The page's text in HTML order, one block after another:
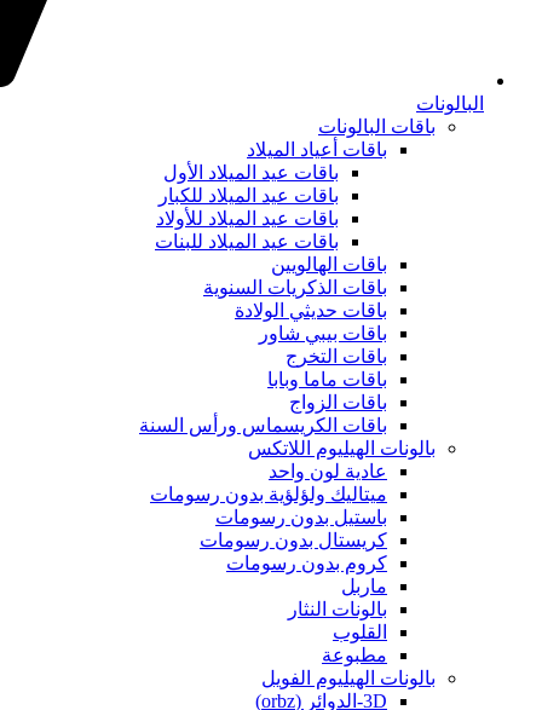
البالونات
باقات البالونات
باقات أعياد الميلاد
باقات عيد الميلاد الأول
باقات عيد الميلاد للكبار
باقات عيد الميلاد للأولاد
باقات عيد الميلاد للبنات
باقات الهالويين
باقات الذكريات السنوية
باقات حديثي الولادة
باقات بيبي شاور
باقات التخرج
باقات ماما وبابا
باقات الزواج
باقات الكريسماس ورأس السنة
بالونات الهيليوم اللاتكس
عادية لون واحد
ميتاليك ولؤلؤية بدون رسومات
باستيل بدون رسومات
كريستال بدون رسومات
كروم بدون رسومات
ماربل
بالونات النثار
القلوب
مطبوعة
بالونات الهيليوم الفويل
3D-الدوائر (orbz)